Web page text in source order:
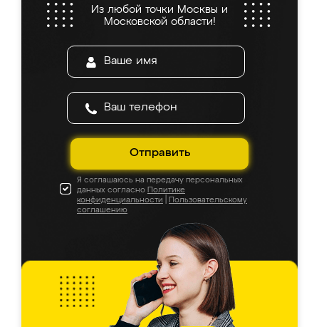
Из любой точки Москвы и
Московской области!
Отправить
Я соглашаюсь на передачу персональных
данных согласно Политике
конфиденциальности
Пользовательскому
соглашению